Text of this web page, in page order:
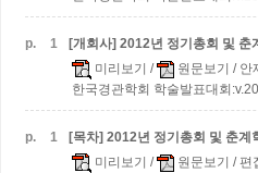
p. 1
[개회사] 2012년 정기총회 및 춘
미리보기 / 원문보기 / 안
한국경관학회 학술발표대회
p. 1
[목차] 2012년 정기총회 및 춘계
미리보기 / 원문보기 / 편